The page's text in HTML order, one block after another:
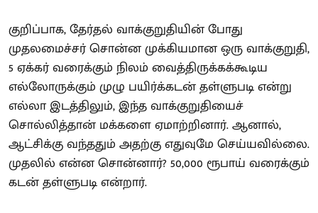
குறிப்பாக, தேர்தல் வாக்குறுதியின் போது
முதலமைச்சர் சொன்ன முக்கியமான ஒரு வாக்குறுதி,
5 ஏக்கர் வரைக்கும் நிலம் வைத்திருக்கக்கூடிய
எல்லோருக்கும் முழு பயிர்க்கடன் தள்ளுபடி என்று
எல்லா இடத்திலும், இந்த வாக்குறுதியைச்
சொல்லித்தான் மக்களை ஏமாற்றினார். ஆனால்,
ஆட்சிக்கு வந்ததும் அதற்கு எதுவுமே செய்யவில்லை.
முதலில் என்ன சொன்னார்? 50,000 ரூபாய் வரைக்கும்
கடன் தள்ளுபடி என்றார்.